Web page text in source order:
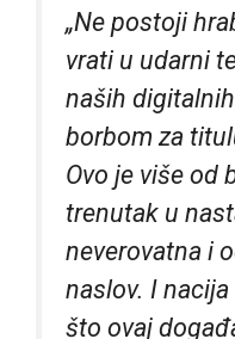
„Ne postoji
vrati u udarni
naših
borbom za
Ovo je više od
trenutak u
neverovatna i
naslov. I
što ovaj